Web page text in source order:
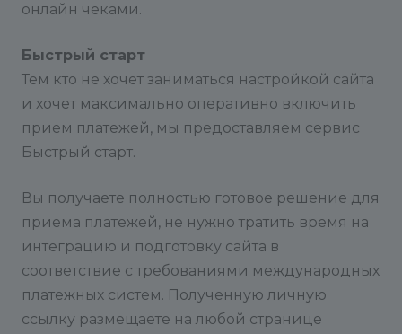
онлайн чеками.
Быстрый старт
Тем кто не хочет заниматься настройкой сайта
и хочет максимально оперативно включить
прием платежей, мы предоставляем сервис
Быстрый старт.
Вы получаете полностью готовое решение для
приема платежей, не нужно тратить время на
интеграцию и подготовку сайта в
соответствие с требованиями международных
платежных систем. Полученную личную
ссылку размещаете на любой странице